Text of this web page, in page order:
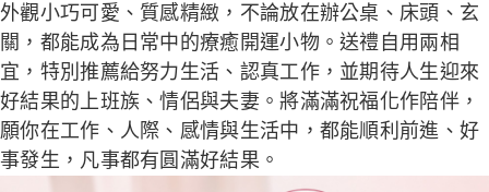
外觀小巧可愛、質感精緻，不論放在辦公桌、床頭、玄
關，都能成為日常中的療癒開運小物。送禮自用兩相
宜，特別推薦給努力生活、認真工作，並期待人生迎來
好結果的上班族、情侶與夫妻。將滿滿祝福化作陪伴，
願你在工作、人際、感情與生活中，都能順利前進、好
事發生，凡事都有圓滿好結果。